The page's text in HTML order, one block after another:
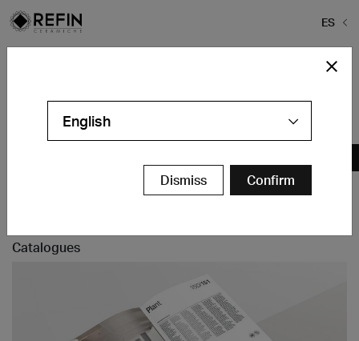
ES
ES-piastrelle-bagno
Catalogues
English
Dismiss Confirm